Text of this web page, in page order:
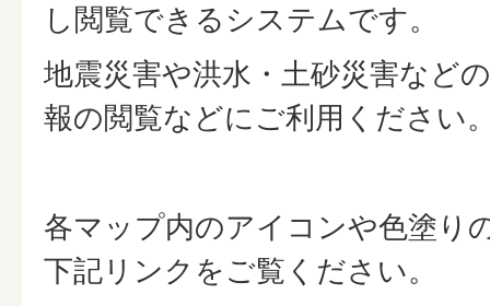
し閲覧できるシステムです。
地震災害や洪水・土砂災害など
報の閲覧などにご利用ください
各マップ内のアイコンや色塗り
下記リンクをご覧ください。